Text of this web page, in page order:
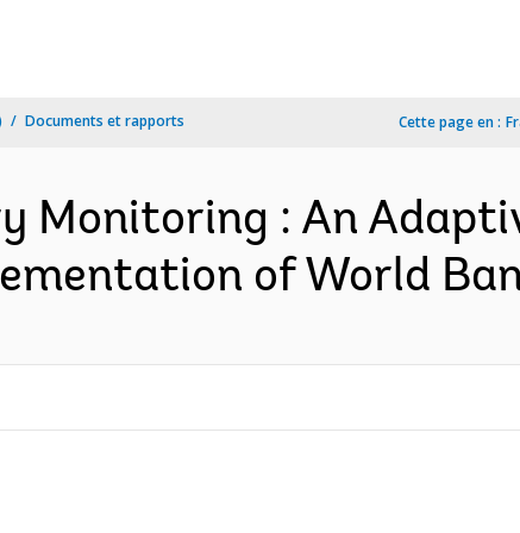
Documents et rapports Cette page en :
Monitoring : An
of World